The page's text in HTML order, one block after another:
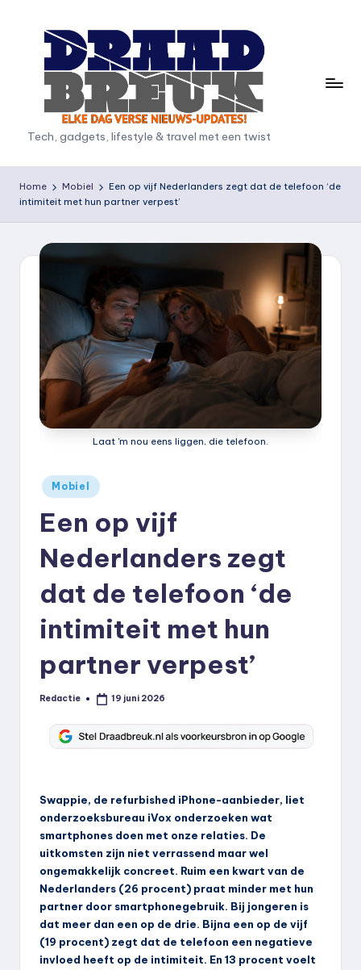
D
r
a
a
Tech, gadgets, lifestyle & travel met een twist
Home Mobiel
Een op vijf Nederlanders zegt dat de telefoon ‘de
intimiteit met hun partner verpest’
Laat 'm nou eens liggen, die telefoon.
Geplaatst
in
Mobiel
Een op vijf
Nederlanders zegt
dat de telefoon ‘de
intimiteit met hun
partner verpest’
Geplaatst
Redactie 19 juni 2026
Swappie, de refurbished iPhone-aanbieder, liet
onderzoeksbureau iVox onderzoeken wat
smartphones doen met onze relaties. De
uitkomsten zijn niet verrassend maar wel
ongemakkelijk concreet. Ruim een kwart van de
Nederlanders (26 procent) praat minder met hun
partner door smartphonegebruik. Bij jongeren is
dat meer dan een op de drie. Bijna een op de vijf
(19 procent) zegt dat de telefoon een negatieve
invloed heeft op de intimiteit. En 13 procent voelt